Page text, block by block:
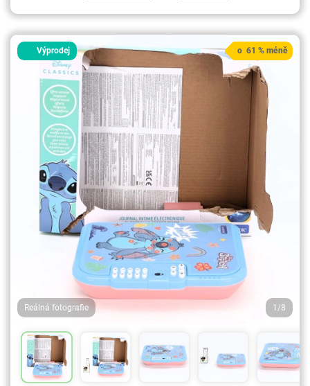
Výprodej
Reálná fotografie 1/8
o 61 % méně